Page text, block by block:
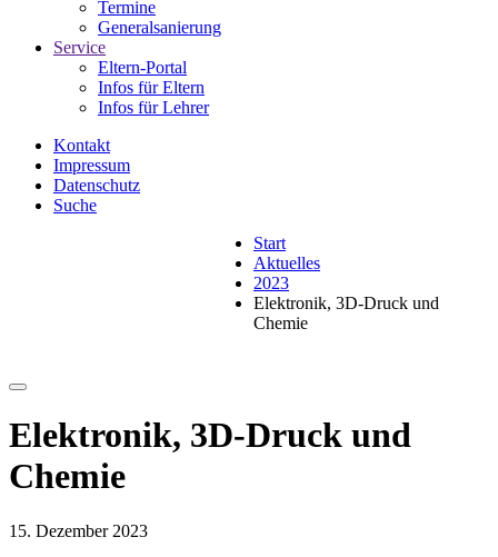
Termine
Generalsanierung
Service
Eltern-Portal
Infos für Eltern
Infos für Lehrer
Kontakt
Impressum
Datenschutz
Suche
Start
Aktuelles
2023
Elektronik, 3D-Druck und
Chemie
Elektronik, 3D-Druck und
Chemie
15. Dezember 2023